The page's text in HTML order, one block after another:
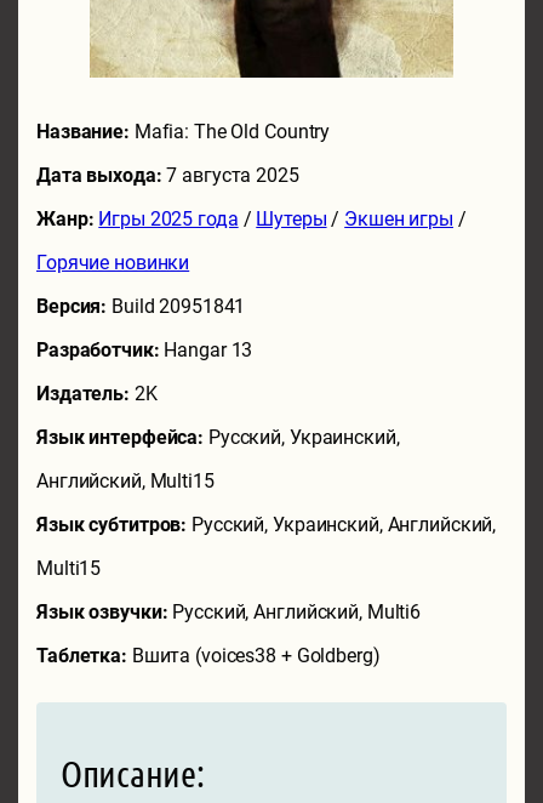
Название: Mafia: The Old Country
Дата выхода:7 августа 2025
Жанр: Игры 2025 года / Шутеры / Экшен игры /
Горячие новинки
Версия: Build 20951841
Разработчик: Hangar 13
Издатель: 2K
Язык интерфейса: Русский, Украинский,
Английский, Multi15
Язык субтитров: Русский, Украинский, Английский,
Multi15
Язык озвучки: Русский, Английский, Multi6
Таблетка: Вшита (voices38 + Goldberg)
Описание: